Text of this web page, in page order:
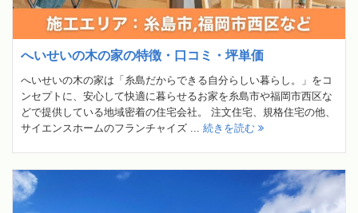
へいせいの木の家の特徴・口コミ・坪単価
へいせいの木の家は「糸島だからできる自分らしい暮らし。」をコ
ンセプトに、安心して快適に暮らせるお家を糸島市や福岡市西区な
どで提供している地域密着の住宅会社。 注文住宅、規格住宅の他、
サイエンスホームのフランチャイズ ... 続きを読む